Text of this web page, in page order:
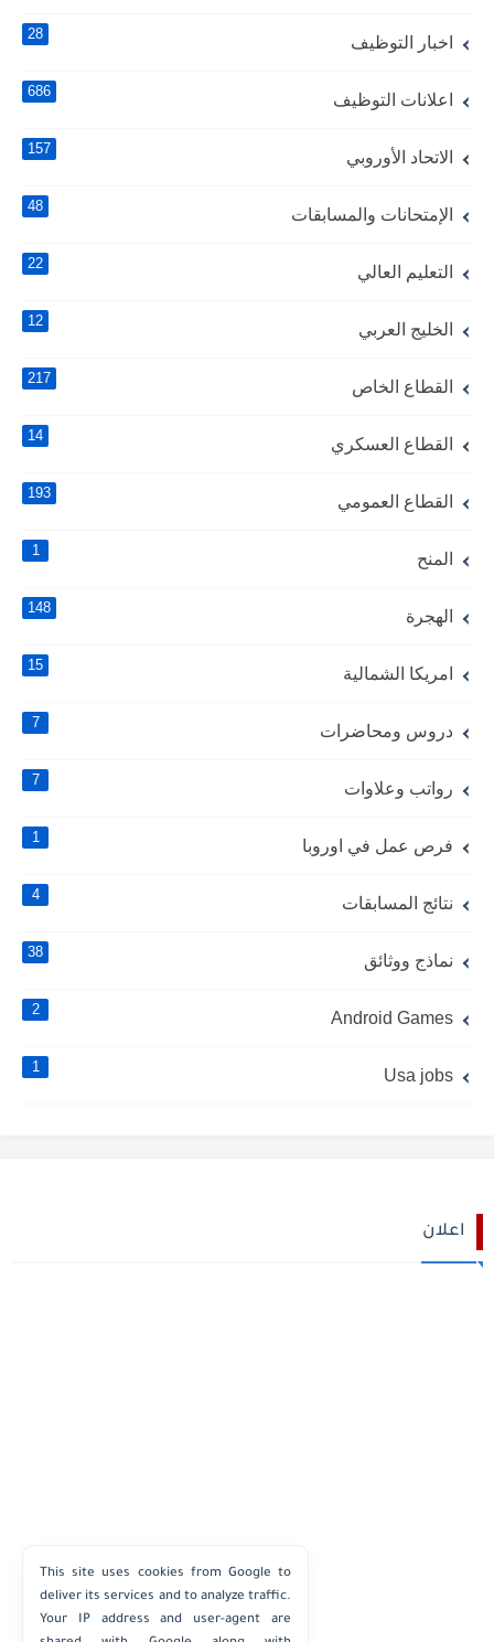
اخبار التوظيف 28
اعلانات التوظيف 686
الاتحاد الأوروبي 157
الإمتحانات والمسابقات 48
التعليم العالي 22
الخليج العربي 12
القطاع الخاص 217
القطاع العسكري 14
القطاع العمومي 193
المنح 1
الهجرة 148
امريكا الشمالية 15
دروس ومحاضرات 7
رواتب وعلاوات 7
فرص عمل في اوروبا 1
نتائج المسابقات 4
نماذج ووثائق 38
Android Games
2
Usa jobs
1
اعلان
This site uses cookies from Google to
deliver its services and to analyze traffic.
Your IP address and user-agent are